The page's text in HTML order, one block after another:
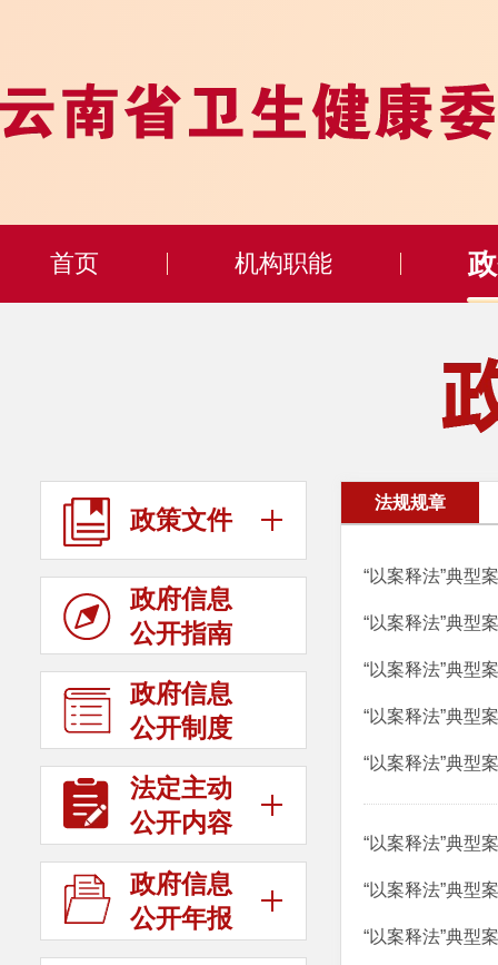
首页 机构职能
政策文件
政府信息
公开指南
政府信息
公开制度
法定主动
公开内容
政府信息
公开年报
法规规章
“以案释法”典型
“以案释法”典型
“以案释法”典型
“以案释法”典型
“以案释法”典型
“以案释法”典型
“以案释法”典型
“以案释法”典型